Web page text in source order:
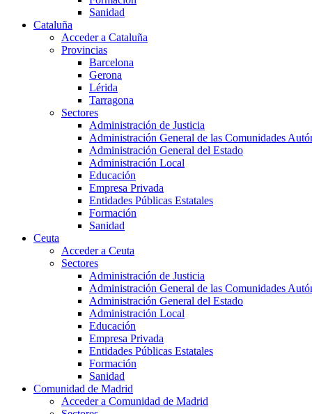
Sanidad
Cataluña
Acceder a Cataluña
Provincias
Barcelona
Gerona
Lérida
Tarragona
Sectores
Administración de Justicia
Administración General de las Comunidades
Administración General del Estado
Administración Local
Educación
Empresa Privada
Entidades Públicas Estatales
Formación
Sanidad
Ceuta
Acceder a Ceuta
Sectores
Administración de Justicia
Administración General de las Comunidades
Administración General del Estado
Administración Local
Educación
Empresa Privada
Entidades Públicas Estatales
Formación
Sanidad
Comunidad de Madrid
Acceder a Comunidad de Madrid